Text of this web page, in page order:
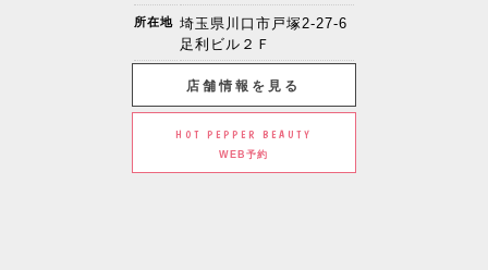
所在地 埼玉県川口市戸塚2-27-6
足利ビル２Ｆ
店舗情報を見る
HOT PEPPER BEAUTY
WEB予約